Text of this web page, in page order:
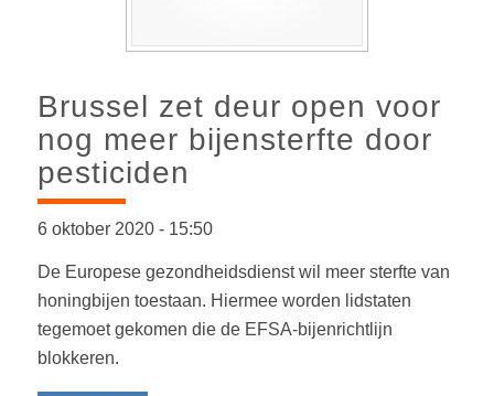
Brussel zet deur open voor
nog meer bijensterfte door
pesticiden
6 oktober 2020 -15:50
De Europese gezondheidsdienst wil meer sterfte van
honingbijen toestaan. Hiermee worden lidstaten
tegemoet gekomen die de EFSA-bijenrichtlijn
blokkeren.